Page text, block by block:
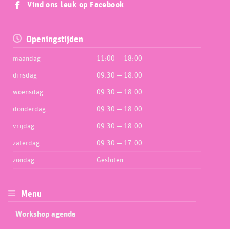
Vind ons leuk op Facebook
Openingstijden
maandag 11:00 — 18:00
dinsdag 09:30 — 18:00
woensdag 09:30 — 18:00
donderdag 09:30 — 18:00
vrijdag 09:30 — 18:00
zaterdag 09:30 — 17:00
zondag Gesloten
Menu
Workshop agenda